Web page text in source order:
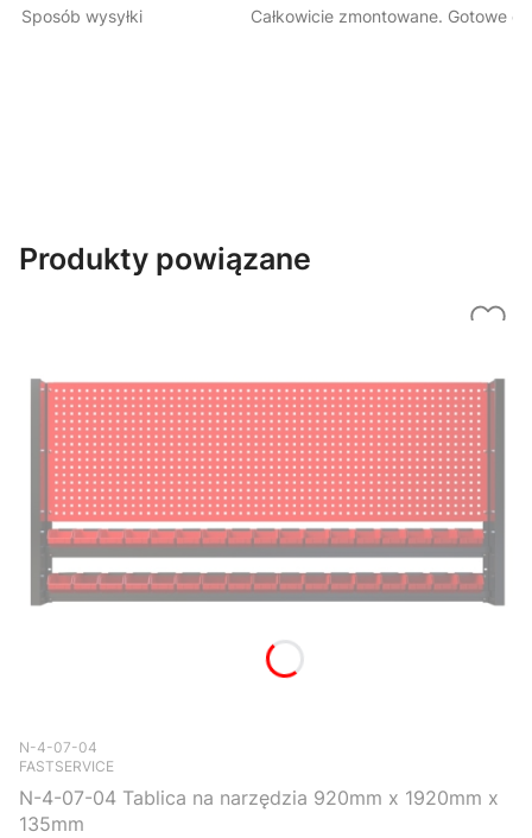
Sposób wysyłki
Całkowicie zmontowane. Gotowe
Produkty powiązane
Kod produktu
N-4-07-04
FASTSERVICE
N-4-07-04 Tablica na narzędzia 920mm x 1920mm x
135mm